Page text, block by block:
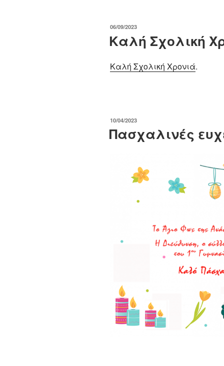
ΔΗΜΟΣΙΕΎΤΗΚΕ
06/09/2023
Καλή Σχολική
Καλή Σχολική Χρονιά.
ΔΗΜΟΣΙΕΎΤΗΚΕ
10/04/2023
Πασχαλινές